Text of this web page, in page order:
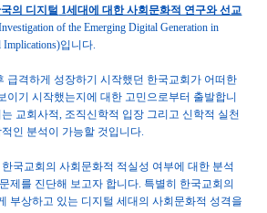
의 디지털 1세대에 대한 사회문화적 연구와 선교
of the Emerging Digital Generation in
Implications)입니다.
급격하게 성장하기 시작했던 한국교회가 어떠한
이기 시작했는지에 대한 고민으로부터 출발합니
교회사적, 조직신학적 입장 그리고 신학적 실천
인 분석이 가능할 것입니다.
국교회의 사회문화적 적실성 여부에 대한 분석
제를 진단해 보고자 합니다. 특별히 한국교회의
부상하고 있는 디지털 세대의 사회문화적 성격을